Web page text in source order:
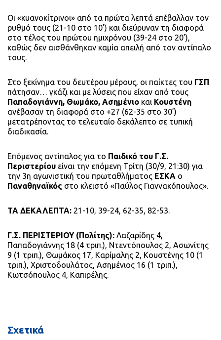
Οι «κυανοκίτρινοι» από τα πρώτα λεπτά επέβαλλαν τον
ρυθμό τους (21-10 στο 10’) και διεύρυναν τη διαφορά
στο τέλος του πρώτου ημιχρόνου (39-24 στο 20’),
καθώς δεν αισθάνθηκαν καμία απειλή από τον αντίπαλο
τους.
Στο ξεκίνημα του δευτέρου μέρους, οι παίκτες του ΓΣΠ
πάτησαν… γκάζι και με λύσεις που είχαν από τους
Παπαδογιάννη, Θωμάκο, Ασημένιο και Κουστένη
ανέβασαν τη διαφορά στο +27 (62-35 στο 30’)
μετατρέποντας το τελευταίο δεκάλεπτο σε τυπική
διαδικασία.
Επόμενος αντίπαλος για το Παιδικό του Γ.Σ.
Περιστερίου είναι την επόμενη Τρίτη (30/9, 21:30) για
την 3η αγωνιστική του πρωταθλήματος ΕΣΚΑ ο
Παναθηναϊκός στο κλειστό «Παύλος Γιαννακόπουλος».
ΤΑ ΔΕΚΑΛΕΠΤΑ: 21-10, 39-24, 62-35, 82-53.
Γ.Σ. ΠΕΡΙΣΤΕΡΙΟΥ (Πολίτης): Λαζαρίδης 4,
Παπαδογιάννης 18 (4 τριπ.), Ντεντόπουλος 2, Ασωνίτης
9 (1 τριπ.), Θωμάκος 17, Καρίμαλης 2, Κουστένης 10 (1
τριπ.), Χριστοδουλάτος, Ασημένιος 16 (1 τριπ.),
Κωτσόπουλος 4, Καπιρέλης.
Σχετικά